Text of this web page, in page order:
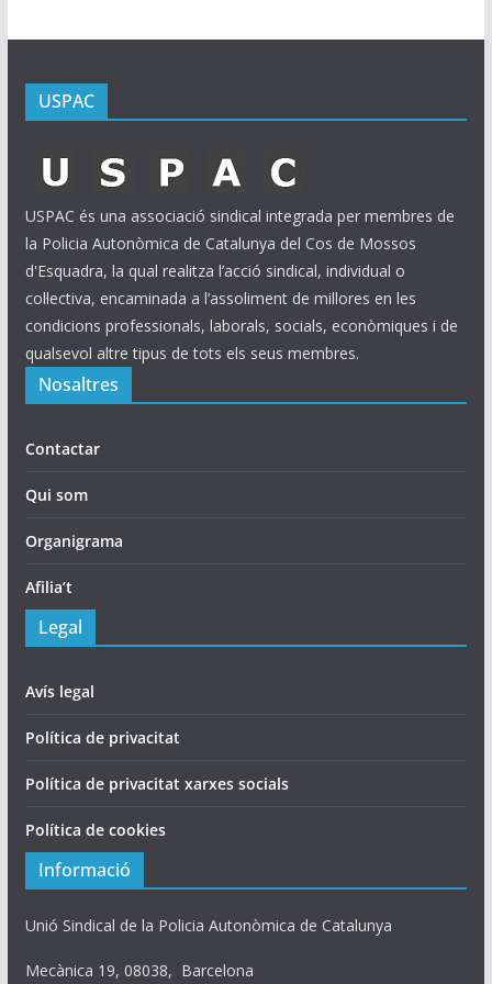
USPAC
USPAC és una associació sindical integrada per membres de
la Policia Autonòmica de Catalunya del Cos de Mossos
d'Esquadra, la qual realitza l’acció sindical, individual o
col·lectiva, encaminada a l’assoliment de millores en les
condicions professionals, laborals, socials, econòmiques i de
qualsevol altre tipus de tots els seus membres.
Nosaltres
Contactar
Qui som
Organigrama
Afilia’t
Legal
Avís legal
Política de privacitat
Política de privacitat xarxes socials
Política de cookies
Informació
Unió Sindical de la Policia Autonòmica de Catalunya
Mecànica 19, 08038, Barcelona